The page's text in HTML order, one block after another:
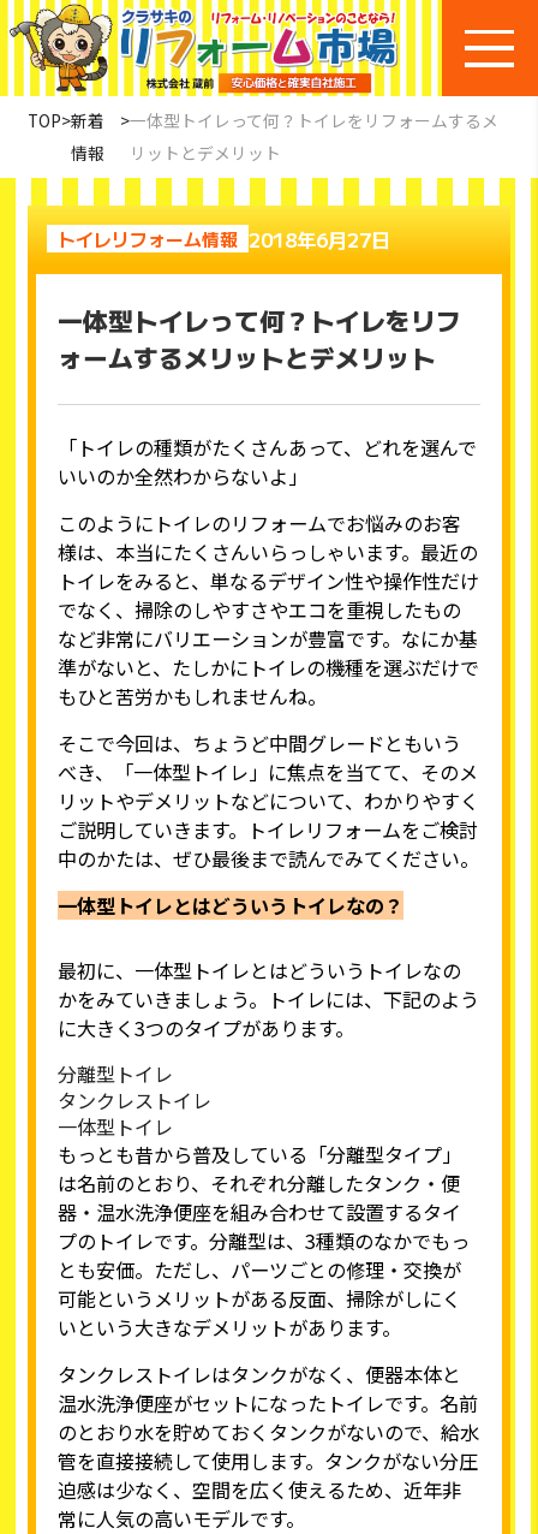
TOP>新着
情報
>一体型トイレって何？トイレをリフォームするメ
リットとデメリット
トイレリフォーム情報 2018年6月27日
一体型トイレって何？トイレをリフ
ォームするメリットとデメリット
「トイレの種類がたくさんあって、どれを選んで
いいのか全然わからないよ」
このようにトイレのリフォームでお悩みのお客
様は、本当にたくさんいらっしゃいます。最近の
トイレをみると、単なるデザイン性や操作性だけ
でなく、掃除のしやすさやエコを重視したもの
など非常にバリエーションが豊富です。なにか基
準がないと、たしかにトイレの機種を選ぶだけで
もひと苦労かもしれませんね。
そこで今回は、ちょうど中間グレードともいう
べき、「一体型トイレ」に焦点を当てて、そのメ
リットやデメリットなどについて、わかりやすく
ご説明していきます。トイレリフォームをご検討
中のかたは、ぜひ最後まで読んでみてください。
一体型トイレとはどういうトイレなの？
最初に、一体型トイレとはどういうトイレなの
かをみていきましょう。トイレには、下記のよう
に大きく3つのタイプがあります。
分離型トイレ
タンクレストイレ
一体型トイレ
もっとも昔から普及している「分離型タイプ」
は名前のとおり、それぞれ分離したタンク・便
器・温水洗浄便座を組み合わせて設置するタイ
プのトイレです。分離型は、3種類のなかでもっ
とも安価。ただし、パーツごとの修理・交換が
可能というメリットがある反面、掃除がしにく
いという大きなデメリットがあります。
タンクレストイレはタンクがなく、便器本体と
温水洗浄便座がセットになったトイレです。名前
のとおり水を貯めておくタンクがないので、給水
管を直接接続して使用します。タンクがない分圧
迫感は少なく、空間を広く使えるため、近年非
常に人気の高いモデルです。